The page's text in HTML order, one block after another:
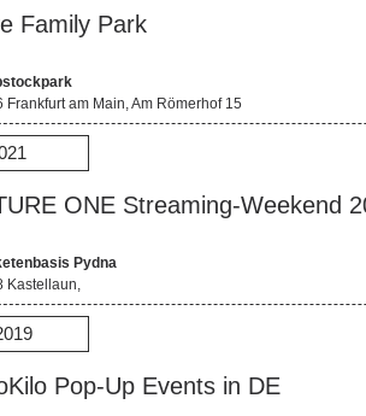
Family Park
Frankfurt am Main, Am Römerhof 15
ONE Streaming-Weekend
Pydna
Kastellaun,
Pop-Up Events in DE